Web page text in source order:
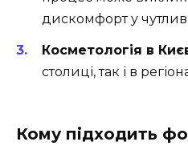
дискомфорт у
Косметологія в
столиці, так і в
Кому підходить